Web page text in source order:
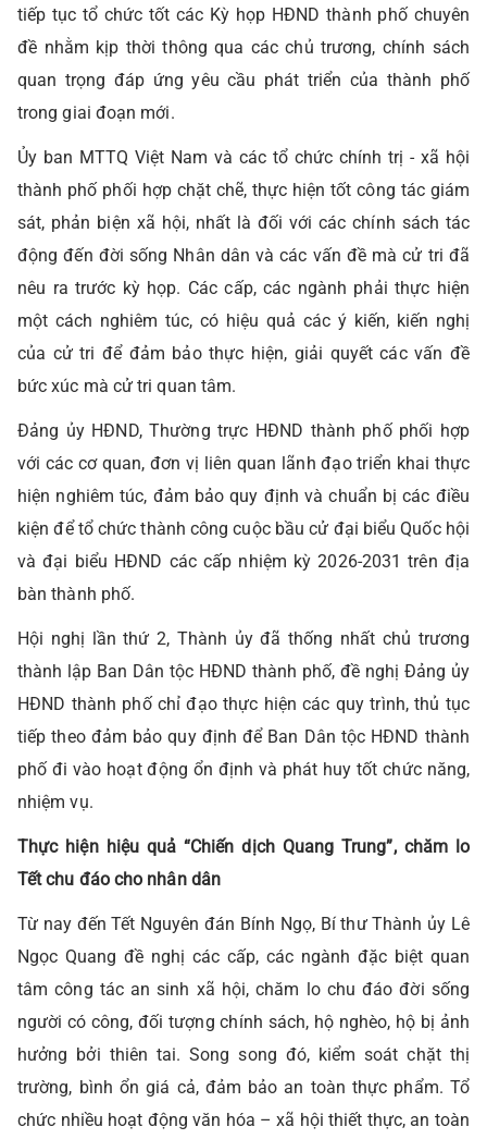
tiếp tục tổ chức tốt các Kỳ họp HĐND thành phố chuyên
đề nhằm kịp thời thông qua các chủ trương, chính sách
quan trọng đáp ứng yêu cầu phát triển của thành phố
trong giai đoạn mới.
Ủy ban MTTQ Việt Nam và các tổ chức chính trị - xã hội
thành phố phối hợp chặt chẽ, thực hiện tốt công tác giám
sát, phản biện xã hội, nhất là đối với các chính sách tác
động đến đời sống Nhân dân và các vấn đề mà cử tri đã
nêu ra trước kỳ họp. Các cấp, các ngành phải thực hiện
một cách nghiêm túc, có hiệu quả các ý kiến, kiến nghị
của cử tri để đảm bảo thực hiện, giải quyết các vấn đề
bức xúc mà cử tri quan tâm.
Đảng ủy HĐND, Thường trực HĐND thành phố phối hợp
với các cơ quan, đơn vị liên quan lãnh đạo triển khai thực
hiện nghiêm túc, đảm bảo quy định và chuẩn bị các điều
kiện để tổ chức thành công cuộc bầu cử đại biểu Quốc hội
và đại biểu HĐND các cấp nhiệm kỳ 2026-2031 trên địa
bàn thành phố.
Hội nghị lần thứ 2, Thành ủy đã thống nhất chủ trương
thành lập Ban Dân tộc HĐND thành phố, đề nghị Đảng ủy
HĐND thành phố chỉ đạo thực hiện các quy trình, thủ tục
tiếp theo đảm bảo quy định để Ban Dân tộc HĐND thành
phố đi vào hoạt động ổn định và phát huy tốt chức năng,
nhiệm vụ.
Thực hiện hiệu quả “Chiến dịch Quang Trung”, chăm lo
Tết chu đáo cho nhân dân
Từ nay đến Tết Nguyên đán Bính Ngọ, Bí thư Thành ủy Lê
Ngọc Quang đề nghị các cấp, các ngành đặc biệt quan
tâm công tác an sinh xã hội, chăm lo chu đáo đời sống
người có công, đối tượng chính sách, hộ nghèo, hộ bị ảnh
hưởng bởi thiên tai. Song song đó, kiểm soát chặt thị
trường, bình ổn giá cả, đảm bảo an toàn thực phẩm. Tổ
chức nhiều hoạt động văn hóa – xã hội thiết thực, an toàn